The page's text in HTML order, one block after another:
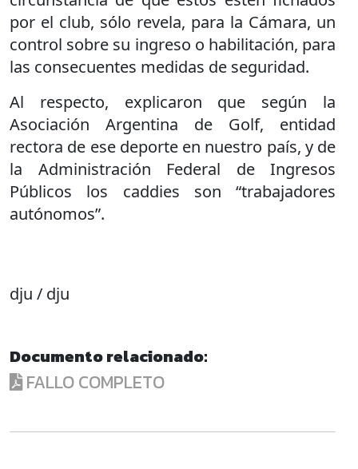
por el club, sólo revela, para la Cámara, un
control sobre su ingreso o habilitación, para
las consecuentes medidas de seguridad.
Al respecto, explicaron que según la
Asociación Argentina de Golf, entidad
rectora de ese deporte en nuestro país, y de
la Administración Federal de Ingresos
Públicos los caddies son “trabajadores
autónomos”.
dju / dju
Documento relacionado:
FALLO COMPLETO